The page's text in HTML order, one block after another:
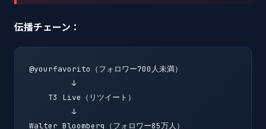
伝播チェーン：
@yourfavorito（フォロワー700人未満）
         ↓
    T3 Live（リツイート）
         ↓
Walter Bloomberg（フォロワー85万人）